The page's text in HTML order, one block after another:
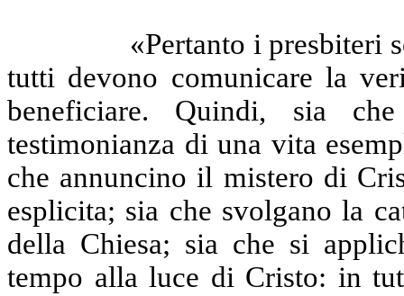
«Pertanto i presbiteri
tutti devono comunica­re la
beneficiare. Quindi, sia
testimonianza di una vita
che annuncino il mistero di
esplicita; sia che svolgano la
della Chiesa; sia che si
tempo alla luce di Cristo: in